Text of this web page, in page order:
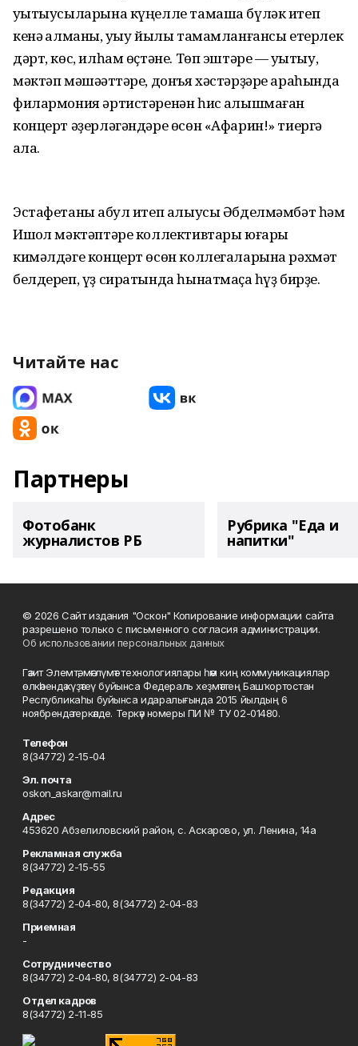
уҡытыусыларына күңелле тамаша бүләк итеп
кенә ҡалманы, уҡыу йылы тамамланғансы етерлек
дәрт, көс, илһам өҫтәне. Төп эштәре — уҡытыу,
мәктәп мәшәҡәттәре, донъя хәстәрҙәре араһында
филармония әртистәренән һис ҡалышмаған
концерт әҙерләгәндәре өсөн «Афарин!» тиергә
ҡала.
Эстафетаны ҡабул итеп алыусы Әбделмәмбәт һәм
Ишҡол мәктәптәре коллективтары юғары
кимәлдәге концерт өсөн коллегаларына рәхмәт
белдереп, үҙ сиратында һынатмаҫҡа һүҙ бирҙе.
Читайте нас
Партнеры
Фотобанк
журналистов РБ
Рубрика "Еда и
напитки"
© 2026 Сайт издания "Оскон" Копирование информации сайта
разрешено только с письменного согласия администрации.
Об использовании персональных данных
Гәзит Элемтә, мәғлүмәт технологиялары һәм киң коммуникациялар
өлкәһендә күҙәтеү буйынса Федераль хеҙмәттең Башҡортостан
Республикаһы буйынса идаралығында 2015 йылдың 6
ноябрендә теркәлде. Теркәү номеры ПИ № ТУ 02-01480.
Телефон
8(34772) 2-15-04
Эл. почта
oskon_askar@mail.ru
Адрес
453620 Абзелиловский район, с. Аскарово, ул. Ленина, 14а
Рекламная служба
8(34772) 2-15-55
Редакция
8(34772) 2-04-80, 8(34772) 2-04-83
Приемная
-
Сотрудничество
8(34772) 2-04-80, 8(34772) 2-04-83
Отдел кадров
8(34772) 2-11-85